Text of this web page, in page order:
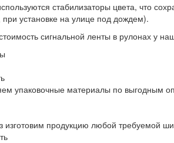
стабилизаторы цвета, что
установке на улице под дождем).
сигнальной ленты в рулонах у
упаковочные материалы по выгодным
изготовим продукцию любой требуемой